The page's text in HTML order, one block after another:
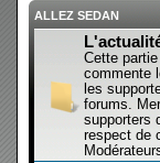
ALLEZ SEDAN
Cette
commente
les
forums.
supporters
respect de